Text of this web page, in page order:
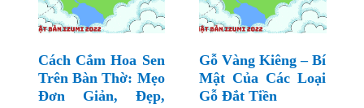
Cách Cắm Hoa Sen
Trên Bàn Thờ: Mẹo
Đơn Giản, Đẹp,
Gỗ Vàng Kiêng – Bí
Mật Của Các Loại
Gỗ Đắt Tiền